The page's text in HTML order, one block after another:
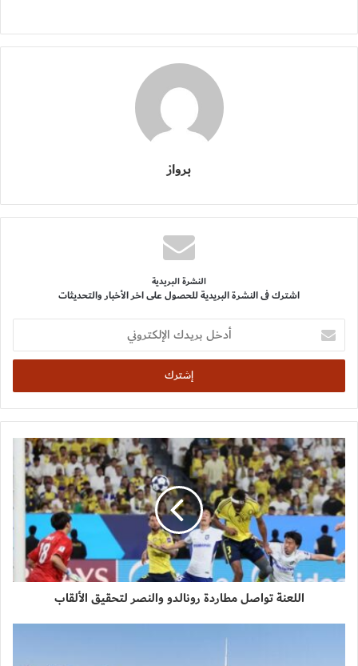
برواز
النشرة البريدية
اشترك فى النشرة البريدية للحصول على اخر الأخبار والتحديثات
أدخل
بريدك
الإلكتروني
اللعنة تواصل مطاردة رونالدو والنصر لتحقيق الألقاب